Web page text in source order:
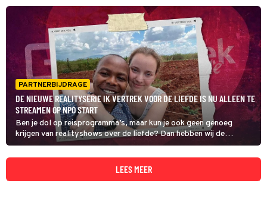
PARTNERBIJDRAGE
DE NIEUWE REALITYSERIE IK VERTREK VOOR DE LIEFDE IS NU ALLEEN TE
STREAMEN OP NPO START
Ben je dol op reisprogramma’s, maar kun je ook geen genoeg
krijgen van realityshows over de liefde? Dan hebben wij de
perfecte kijktip voor jou!
LEES MEER